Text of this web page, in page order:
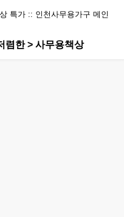
렴한 > 사무용책상